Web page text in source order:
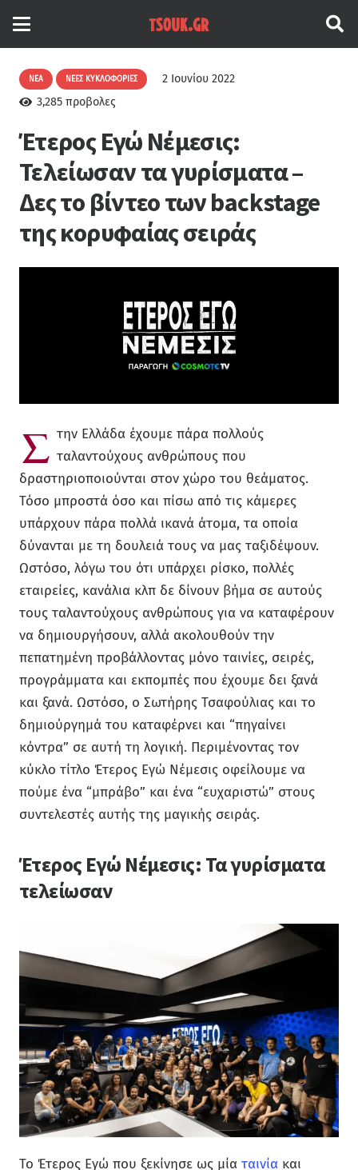
ΝΈΑ ΝΈΕΣ ΚΥΚΛΟΦΟΡΊΕΣ
2 Ιουνίου 2022
3,285προβολες
Έτερος Εγώ Νέμεσις:
Τελείωσαν τα γυρίσματα –
Δες το βίντεο των backstage
της κορυφαίας σειράς
Σ την Ελλάδα έχουμε πάρα πολλούς
ταλαντούχους ανθρώπους που
δραστηριοποιούνται στον χώρο του θεάματος.
Τόσο μπροστά όσο και πίσω από τις κάμερες
υπάρχουν πάρα πολλά ικανά άτομα, τα οποία
δύνανται με τη δουλειά τους να μας ταξιδέψουν.
Ωστόσο, λόγω του ότι υπάρχει ρίσκο, πολλές
εταιρείες, κανάλια κλπ δε δίνουν βήμα σε αυτούς
τους ταλαντούχους ανθρώπους για να καταφέρουν
να δημιουργήσουν, αλλά ακολουθούν την
πεπατημένη προβάλλοντας μόνο ταινίες, σειρές,
προγράμματα και εκπομπές που έχουμε δει ξανά
και ξανά. Ωστόσο, ο Σωτήρης Τσαφούλιας και το
δημιούργημά του καταφέρνει και “πηγαίνει
κόντρα” σε αυτή τη λογική. Περιμένοντας τον
κύκλο τίτλο Έτερος Εγώ Νέμεσις οφείλουμε να
πούμε ένα “μπράβο” και ένα “ευχαριστώ” στους
συντελεστές αυτής της μαγικής σειράς.
Έτερος Εγώ Νέμεσις: Τα γυρίσματα
τελείωσαν
Το Έτερος Εγώ που ξεκίνησε ως μία ταινία και